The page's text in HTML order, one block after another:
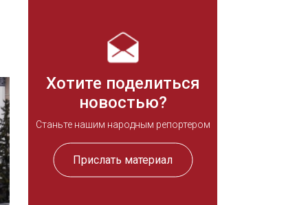
Хотите поделиться
новостью?
Станьте нашим народным репортером
Прислать материал